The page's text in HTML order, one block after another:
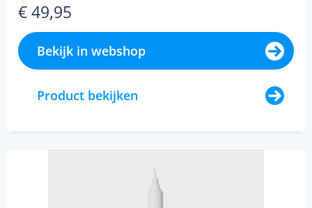
€ 49,95
Bekijk in webshop
Product bekijken